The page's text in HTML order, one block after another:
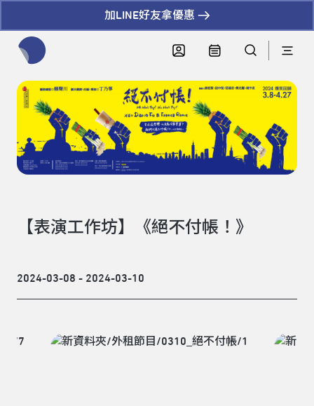
加LINE好友拿優惠
【表演工作坊】《絕不付帳！》
2024-03-08 - 2024-03-10